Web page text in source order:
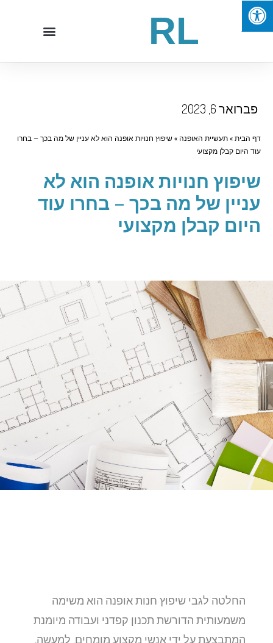
RL
6, 2023
הבית »תעשיית האופנה»שיפוץ חנויות אופנה הוא לא עניין של מה בכך – בחרו
היום קבלן מקצועי
חנויות אופנה הוא לא
של מה בכך – בחרו עוד
קבלן מקצועי
החלטה לגבי שיפוץ חנות אופנה הוא משימה
משמעותית הדורשת תכנון קפדני ועבודה מיומנת
המתבצעת על ידי אנשי מקצוע מומחים. למעשה,